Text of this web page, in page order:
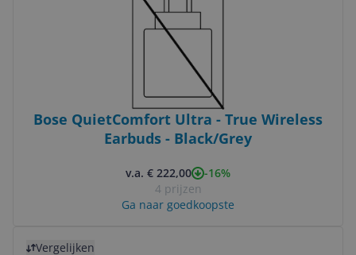
Bose QuietComfort Ultra - True Wireless
Earbuds - Black/Grey
v.a. € 222,00
-16%
4 prijzen
Ga naar goedkoopste
Vergelijken